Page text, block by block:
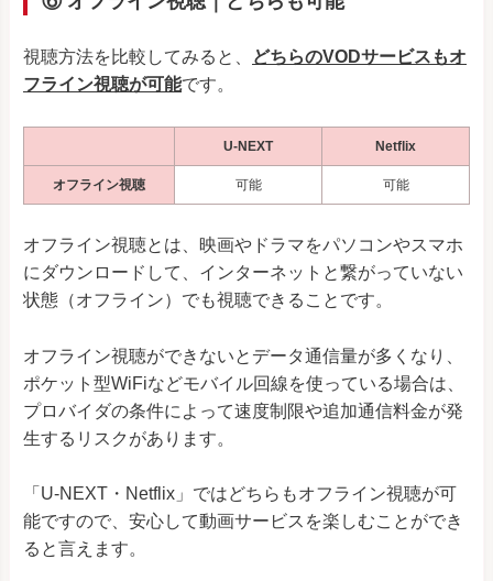
視聴方法を比較してみると、
どちらのVODサービスもオ
フライン視聴が可能です。
U-NEXT Netflix
オフライン視聴 可能 可能
オフライン視聴とは、映画やドラマをパソコンやスマホ
にダウンロードして、インターネットと繋がっていない
状態（オフライン）でも視聴できることです。
オフライン視聴ができないとデータ通信量が多くなり、
ポケット型WiFiなどモバイル回線を使っている場合は、
プロバイダの条件によって速度制限や追加通信料金が発
生するリスクがあります。
「U-NEXT・Netflix」ではどちらもオフライン視聴が可
能ですので、安心して動画サービスを楽しむことができ
ると言えます。